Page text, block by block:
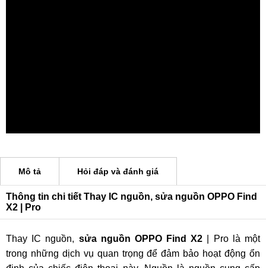
Mô tả Hỏi đáp và đánh giá
Thông tin chi tiết Thay IC nguồn, sửa nguồn OPPO Find
X2 | Pro
Thay IC nguồn, sửa nguồn OPPO Find X2 | Pro là một
trong những dịch vụ quan trọng để đảm bảo hoạt động ổn